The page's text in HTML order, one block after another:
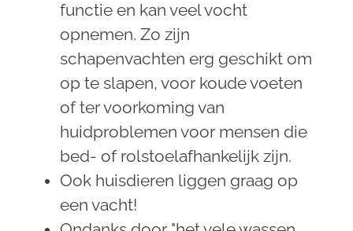
functie en kan veel vocht
opnemen. Zo zijn
schapenvachten erg geschikt om
op te slapen, voor koude voeten
of ter voorkoming van
huidproblemen voor mensen die
bed- of rolstoelafhankelijk zijn.
Ook huisdieren liggen graag op
een vacht!